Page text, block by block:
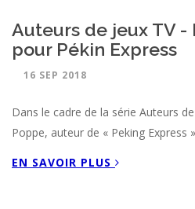
Auteurs de jeux TV -
pour Pékin Express
16 SEP 2018
Dans le cadre de la série Auteurs
Poppe, auteur de « Peking Express »
EN SAVOIR PLUS